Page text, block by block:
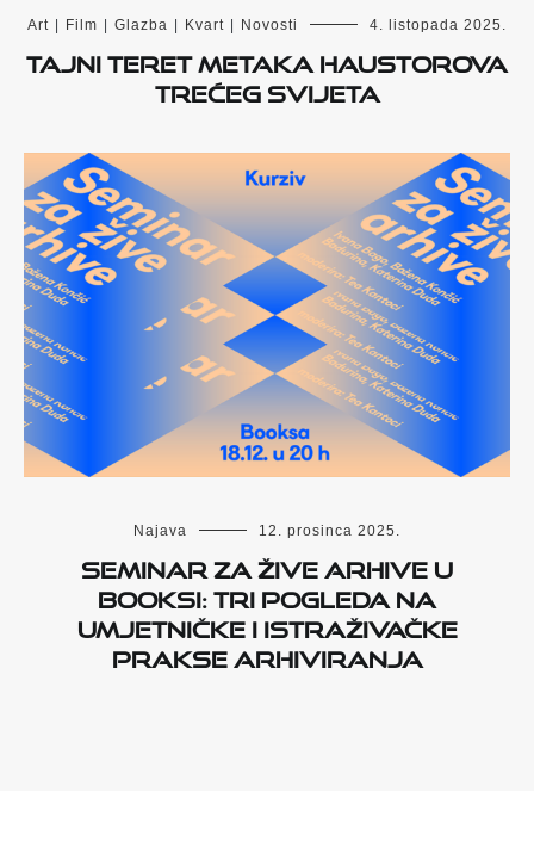
Art | Film | Glazba | Kvart | Novosti 4. listopada 2025.
Tajni teret metaka Haustorova
Trećeg svijeta
Najava 12. prosinca 2025.
Seminar za žive arhive u
Booksi: Tri pogleda na
umjetničke i istraživačke
prakse arhiviranja